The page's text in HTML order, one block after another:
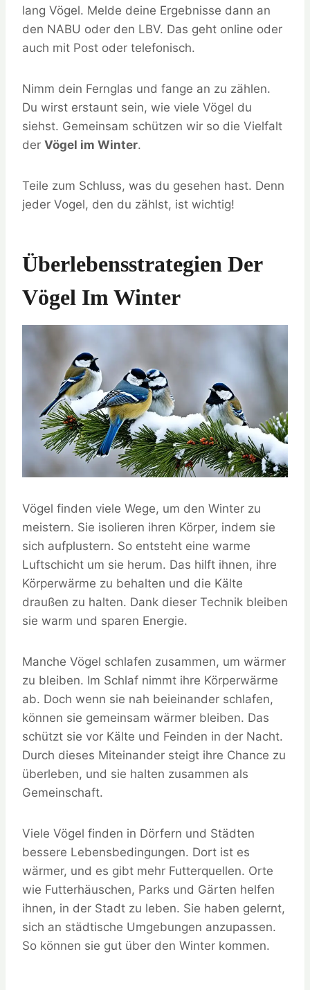
lang Vögel. Melde deine Ergebnisse dann an
den NABU oder den LBV. Das geht online oder
auch mit Post oder telefonisch.
Nimm dein Fernglas und fange an zu zählen.
Du wirst erstaunt sein, wie viele Vögel du
siehst. Gemeinsam schützen wir so die Vielfalt
der Vögel im Winter.
Teile zum Schluss, was du gesehen hast. Denn
jeder Vogel, den du zählst, ist wichtig!
Überlebensstrategien Der
Vögel Im Winter
Vögel finden viele Wege, um den Winter zu
meistern. Sie isolieren ihren Körper, indem sie
sich aufplustern. So entsteht eine warme
Luftschicht um sie herum. Das hilft ihnen, ihre
Körperwärme zu behalten und die Kälte
draußen zu halten. Dank dieser Technik bleiben
sie warm und sparen Energie.
Manche Vögel schlafen zusammen, um wärmer
zu bleiben. Im Schlaf nimmt ihre Körperwärme
ab. Doch wenn sie nah beieinander schlafen,
können sie gemeinsam wärmer bleiben. Das
schützt sie vor Kälte und Feinden in der Nacht.
Durch dieses Miteinander steigt ihre Chance zu
überleben, und sie halten zusammen als
Gemeinschaft.
Viele Vögel finden in Dörfern und Städten
bessere Lebensbedingungen. Dort ist es
wärmer, und es gibt mehr Futterquellen. Orte
wie Futterhäuschen, Parks und Gärten helfen
ihnen, in der Stadt zu leben. Sie haben gelernt,
sich an städtische Umgebungen anzupassen.
So können sie gut über den Winter kommen.